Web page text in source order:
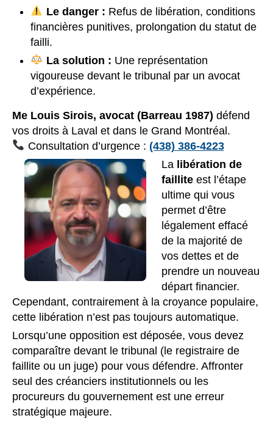
Le danger : Refus de libération, conditions
financières punitives, prolongation du statut de
failli.
La solution : Une représentation
vigoureuse devant le tribunal par un avocat
d’expérience.
Me Louis Sirois, avocat (Barreau 1987) défend
vos droits à Laval et dans le Grand Montréal.
Consultation d’urgence : (438) 386-4223
La libération de
faillite est l’étape
ultime qui vous
permet d’être
légalement effacé
de la majorité de
vos dettes et de
prendre un nouveau
départ financier.
Cependant, contrairement à la croyance populaire,
cette libération n’est pas toujours automatique.
Lorsqu’une opposition est déposée, vous devez
comparaître devant le tribunal (le registraire de
faillite ou un juge) pour vous défendre. Affronter
seul des créanciers institutionnels ou les
procureurs du gouvernement est une erreur
stratégique majeure.